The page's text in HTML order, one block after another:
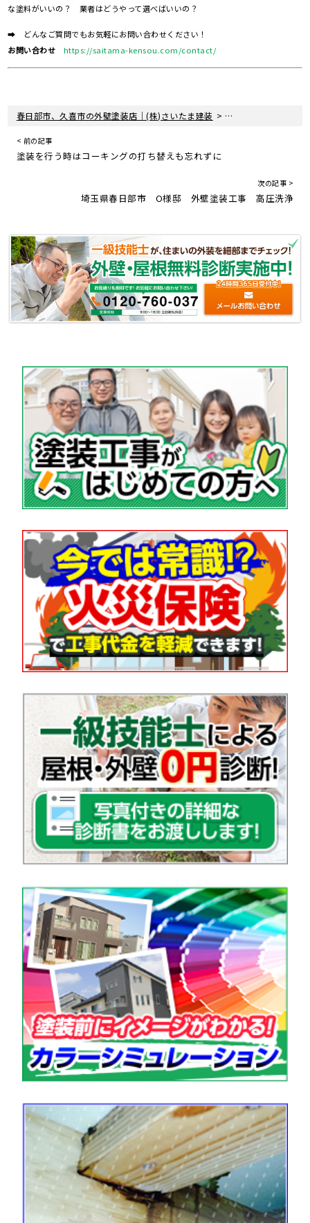
な塗料がいいの？ 業者はどうやって選べばいいの？
➡ どんなご質問でもお気軽にお問い合わせください！
お問い合わせ
https://saitama-kensou.com/contact/
春日部市、久喜市の外壁塗装店｜(株)さいたま建装 > 塗装現場レポート
< 前の記事
塗装を行う時はコーキングの打ち替えも忘れずに
次の記事 >
埼玉県春日部市 O様邸 外壁塗装工事 高圧洗浄